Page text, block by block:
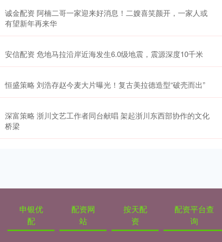
诚金配资 阿楠二哥一家迎来好消息！二嫂喜笑颜开，一家人或
有望新年再来华
安信配资 危地马拉沿岸近海发生6.0级地震，震源深度10千米
恒盛策略 刘浩存赵今麦大片曝光！复古美拉德造型“破壳而出”
深富策略 浙川文艺工作者同台献唱 架起浙川东西部协作的文化
桥梁
申银优
配
配资网
站
按天配
资
配资平台查
询